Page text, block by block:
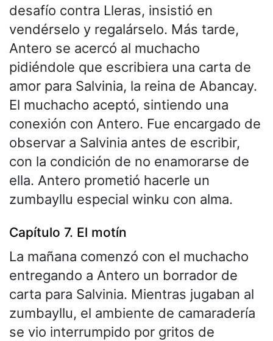
desafío contra Lleras, insistió en
vendérselo y regalárselo. Más tarde,
Antero se acercó al muchacho
pidiéndole que escribiera una carta de
amor para Salvinia, la reina de Abancay.
El muchacho aceptó, sintiendo una
conexión con Antero. Fue encargado de
observar a Salvinia antes de escribir,
con la condición de no enamorarse de
ella. Antero prometió hacerle un
zumbayllu especial winku con alma.
Capítulo 7. El motín
La mañana comenzó con el muchacho
entregando a Antero un borrador de
carta para Salvinia. Mientras jugaban al
zumbayllu, el ambiente de camaradería
se vio interrumpido por gritos de